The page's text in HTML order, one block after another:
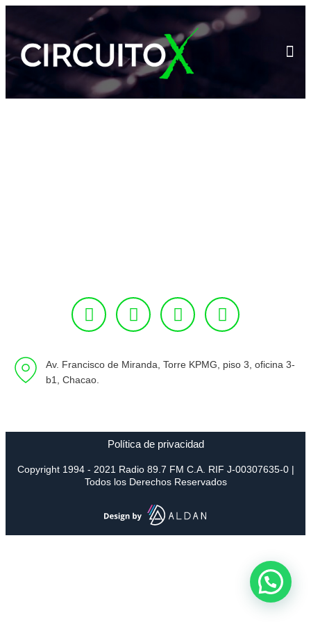
Av. Francisco de Miranda, Torre KPMG, piso 3, oficina 3-
b1, Chacao.
Política de privacidad
Copyright 1994 - 2021 Radio 89.7 FM C.A. RIF J-00307635-0 |
Todos los Derechos Reservados